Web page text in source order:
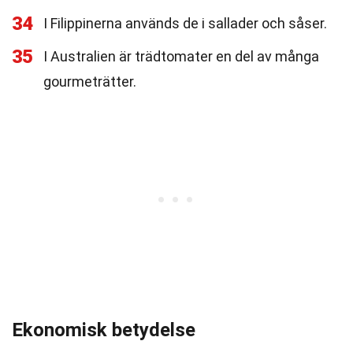
34 I Filippinerna används de i sallader och såser.
35
I Australien är trädtomater en del av många
gourmeträtter.
Ekonomisk betydelse